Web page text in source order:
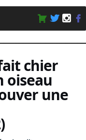
chier
oiseau
une